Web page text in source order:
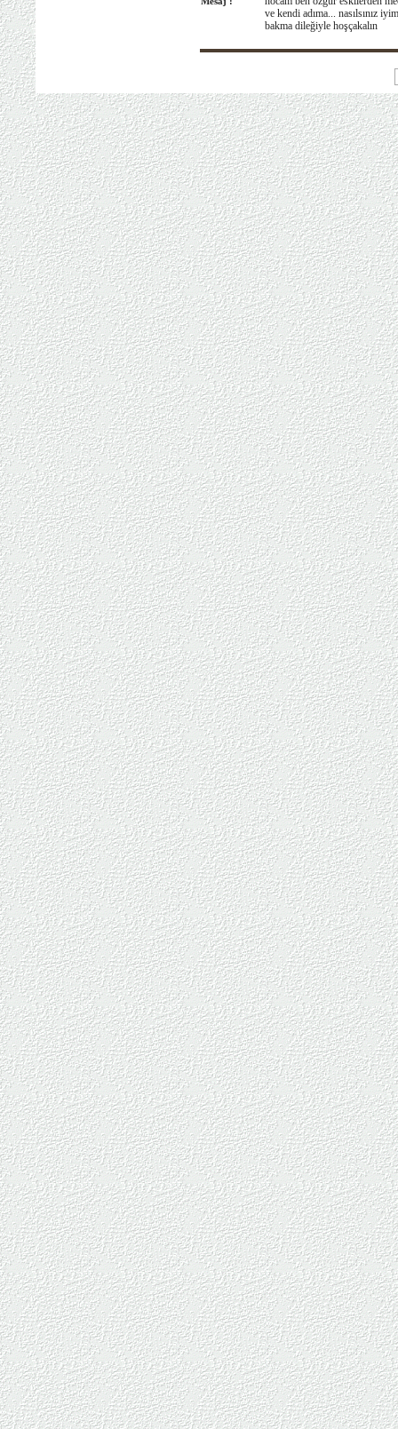
ve kendi adıma... nasılsınız
bakma dileğiyle hoşçakalın